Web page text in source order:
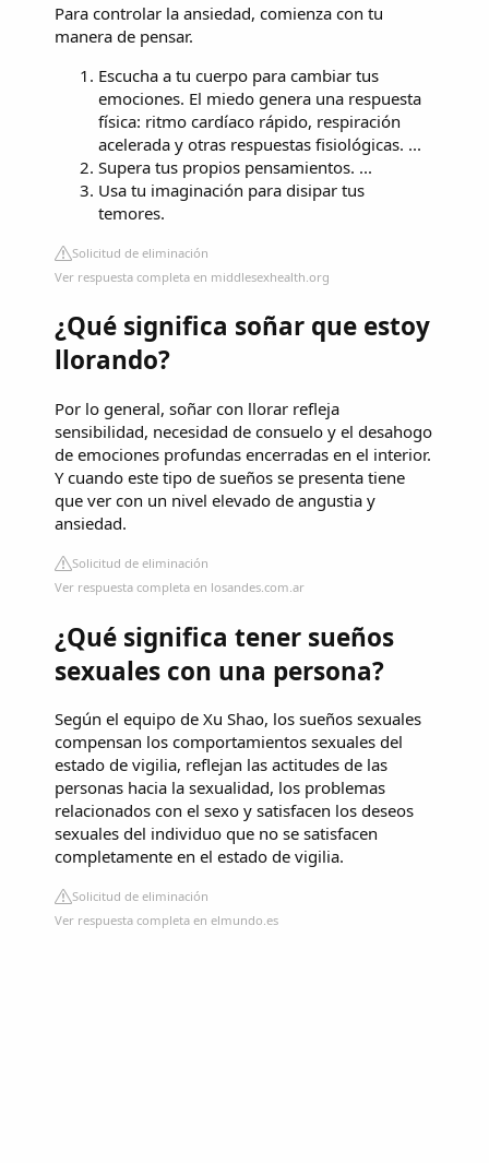
Para controlar la ansiedad, comienza con tu
manera de pensar.
Escucha a tu cuerpo para cambiar tus
emociones. El miedo genera una respuesta
física: ritmo cardíaco rápido, respiración
acelerada y otras respuestas fisiológicas. ...
Supera tus propios pensamientos. ...
Usa tu imaginación para disipar tus
temores.
Solicitud de eliminación
Ver respuesta completa en middlesexhealth.org
¿Qué significa soñar que estoy
llorando?
Por lo general, soñar con llorar refleja
sensibilidad, necesidad de consuelo y el desahogo
de emociones profundas encerradas en el interior.
Y cuando este tipo de sueños se presenta tiene
que ver con un nivel elevado de angustia y
ansiedad.
Solicitud de eliminación
Ver respuesta completa en losandes.com.ar
¿Qué significa tener sueños
sexuales con una persona?
Según el equipo de Xu Shao, los sueños sexuales
compensan los comportamientos sexuales del
estado de vigilia, reflejan las actitudes de las
personas hacia la sexualidad, los problemas
relacionados con el sexo y satisfacen los deseos
sexuales del individuo que no se satisfacen
completamente en el estado de vigilia.
Solicitud de eliminación
Ver respuesta completa en elmundo.es